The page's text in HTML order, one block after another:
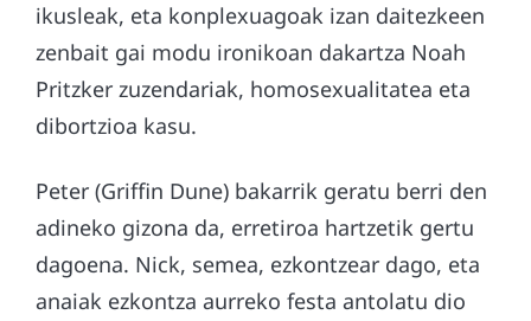
ikusleak, eta konplexuagoak izan daitezkeen
zenbait gai modu ironikoan dakartza Noah
Pritzker zuzendariak, homosexualitatea eta
dibortzioa kasu.
Peter (Griffin Dune) bakarrik geratu berri den
adineko gizona da, erretiroa hartzetik gertu
dagoena. Nick, semea, ezkontzear dago, eta
anaiak ezkontza aurreko festa antolatu dio